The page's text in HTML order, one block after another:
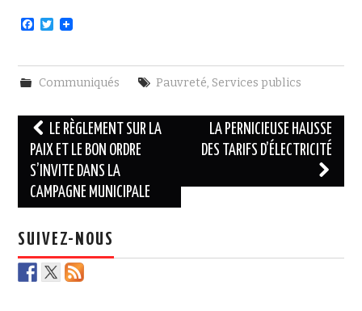
F
e
b
o
k
T
t
e
Communiqués Pauvreté, Services publics
Navigation
des
articles
LE RÈGLEMENT SUR LA
PAIX ET LE BON ORDRE
S’INVITE DANS LA
CAMPAGNE MUNICIPALE
LA PERNICIEUSE HAUSSE
DES TARIFS D’ÉLECTRICITÉ
SUIVEZ-NOUS